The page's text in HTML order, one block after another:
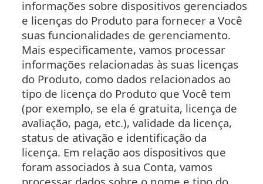
informações sobre dispositivos gerenciados
e licenças do Produto para fornecer a Você
suas funcionalidades de gerenciamento.
Mais especificamente, vamos processar
informações relacionadas às suas licenças
do Produto, como dados relacionados ao
tipo de licença do Produto que Você tem
(por exemplo, se ela é gratuita, licença de
avaliação, paga, etc.), validade da licença,
status de ativação e identificação da
licença. Em relação aos dispositivos que
foram associados à sua Conta, vamos